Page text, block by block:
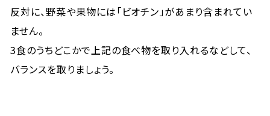
反対に、野菜や果物には「ビオチン」があまり含まれてい
ません。
3食のうちどこかで上記の食べ物を取り入れるなどして、
バランスを取りましょう。